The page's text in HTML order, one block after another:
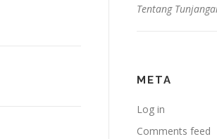
Tentang
META
Log in
Comments feed